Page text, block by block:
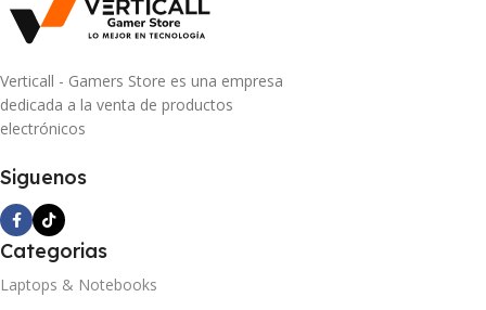
Verticall - Gamers Store es una empresa
dedicada a la venta de productos
electrónicos
Siguenos
Categorias
Laptops & Notebooks